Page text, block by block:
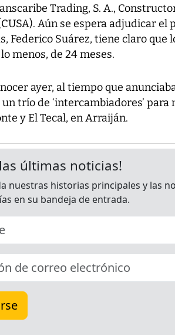
Trading, S. A.,
Aún se espera adjudicar
Federico Suárez, tiene claro que
menos, de 24 meses.
ayer, al tiempo que
trío de ‘intercambiadores’
y El Tecal, en Arraiján.